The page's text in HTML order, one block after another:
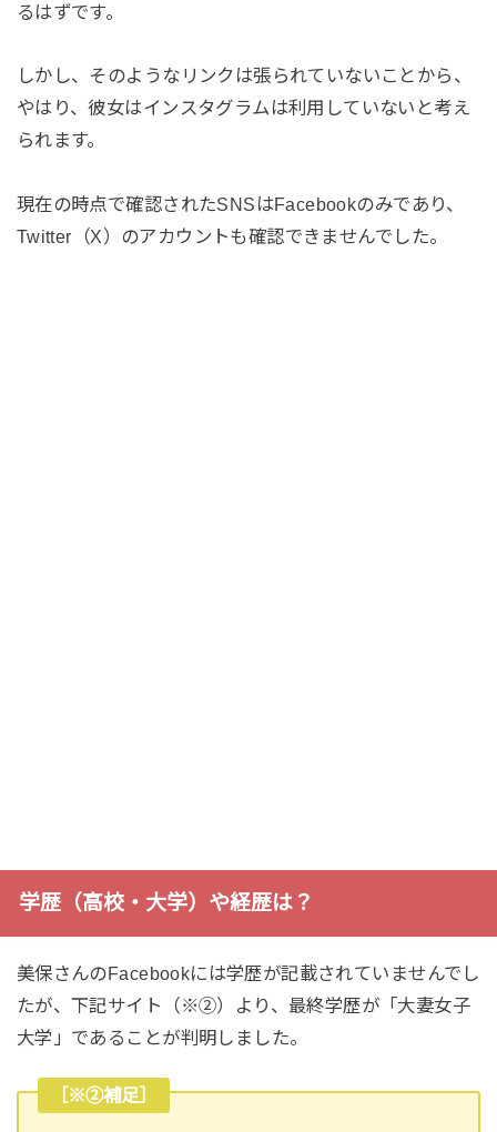
るはずです。
しかし、そのようなリンクは張られていないことから、
やはり、彼女はインスタグラムは利用していないと考え
られます。
現在の時点で確認されたSNSはFacebookのみであり、
Twitter（X）のアカウントも確認できませんでした。
学歴（高校・大学）や経歴は？
美保さんのFacebookには学歴が記載されていませんでし
たが、下記サイト（※②）より、最終学歴が「大妻女子
大学」であることが判明しました。
［※②補足］